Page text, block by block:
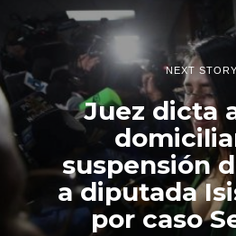
NEXT STORY
Juez dicta
suspensión
a diputada
por caso